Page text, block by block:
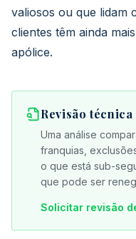
valiosos ou que lidam
clientes têm ainda
apólice.
Revisão
Uma análise
franquias,
o que está sub-
que pode ser
Solicitar revisão